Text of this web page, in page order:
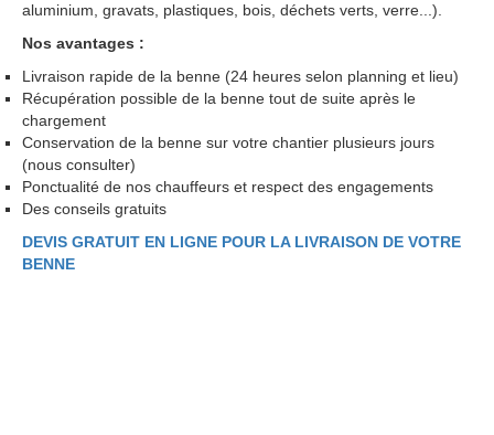
aluminium, gravats, plastiques, bois, déchets verts, verre...).
Nos avantages :
Livraison rapide de la benne (24 heures selon planning et lieu)
Récupération possible de la benne tout de suite après le
chargement
Conservation de la benne sur votre chantier plusieurs jours
(nous consulter)
Ponctualité de nos chauffeurs et respect des engagements
Des conseils gratuits
DEVIS GRATUIT EN LIGNE POUR LA LIVRAISON DE VOTRE
BENNE